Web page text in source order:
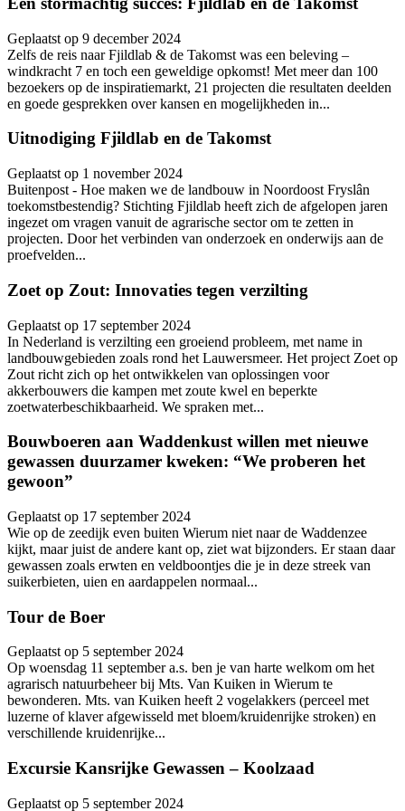
Geplaatst op 9 december 2024
Zelfs de reis naar Fjildlab & de Takomst was een beleving –
windkracht 7 en toch een geweldige opkomst! Met meer dan 100
bezoekers op de inspiratiemarkt, 21 projecten die resultaten deelden
en goede gesprekken over kansen en mogelijkheden in...
Uitnodiging Fjildlab en de Takomst
Geplaatst op 1 november 2024
Buitenpost - Hoe maken we de landbouw in Noordoost Fryslân
toekomstbestendig? Stichting Fjildlab heeft zich de afgelopen jaren
ingezet om vragen vanuit de agrarische sector om te zetten in
projecten. Door het verbinden van onderzoek en onderwijs aan de
proefvelden...
Zoet op Zout: Innovaties tegen verzilting
Geplaatst op 17 september 2024
In Nederland is verzilting een groeiend probleem, met name in
landbouwgebieden zoals rond het Lauwersmeer. Het project Zoet op
Zout richt zich op het ontwikkelen van oplossingen voor
akkerbouwers die kampen met zoute kwel en beperkte
zoetwaterbeschikbaarheid. We spraken met...
Bouwboeren aan Waddenkust willen met nieuwe
gewassen duurzamer kweken: “We proberen het
gewoon”
Geplaatst op 17 september 2024
Wie op de zeedijk even buiten Wierum niet naar de Waddenzee
kijkt, maar juist de andere kant op, ziet wat bijzonders. Er staan daar
gewassen zoals erwten en veldboontjes die je in deze streek van
suikerbieten, uien en aardappelen normaal...
Tour de Boer
Geplaatst op 5 september 2024
Op woensdag 11 september a.s. ben je van harte welkom om het
agrarisch natuurbeheer bij Mts. Van Kuiken in Wierum te
bewonderen. Mts. van Kuiken heeft 2 vogelakkers (perceel met
luzerne of klaver afgewisseld met bloem/kruidenrijke stroken) en
verschillende kruidenrijke...
Excursie Kansrijke Gewassen – Koolzaad
Geplaatst op 5 september 2024